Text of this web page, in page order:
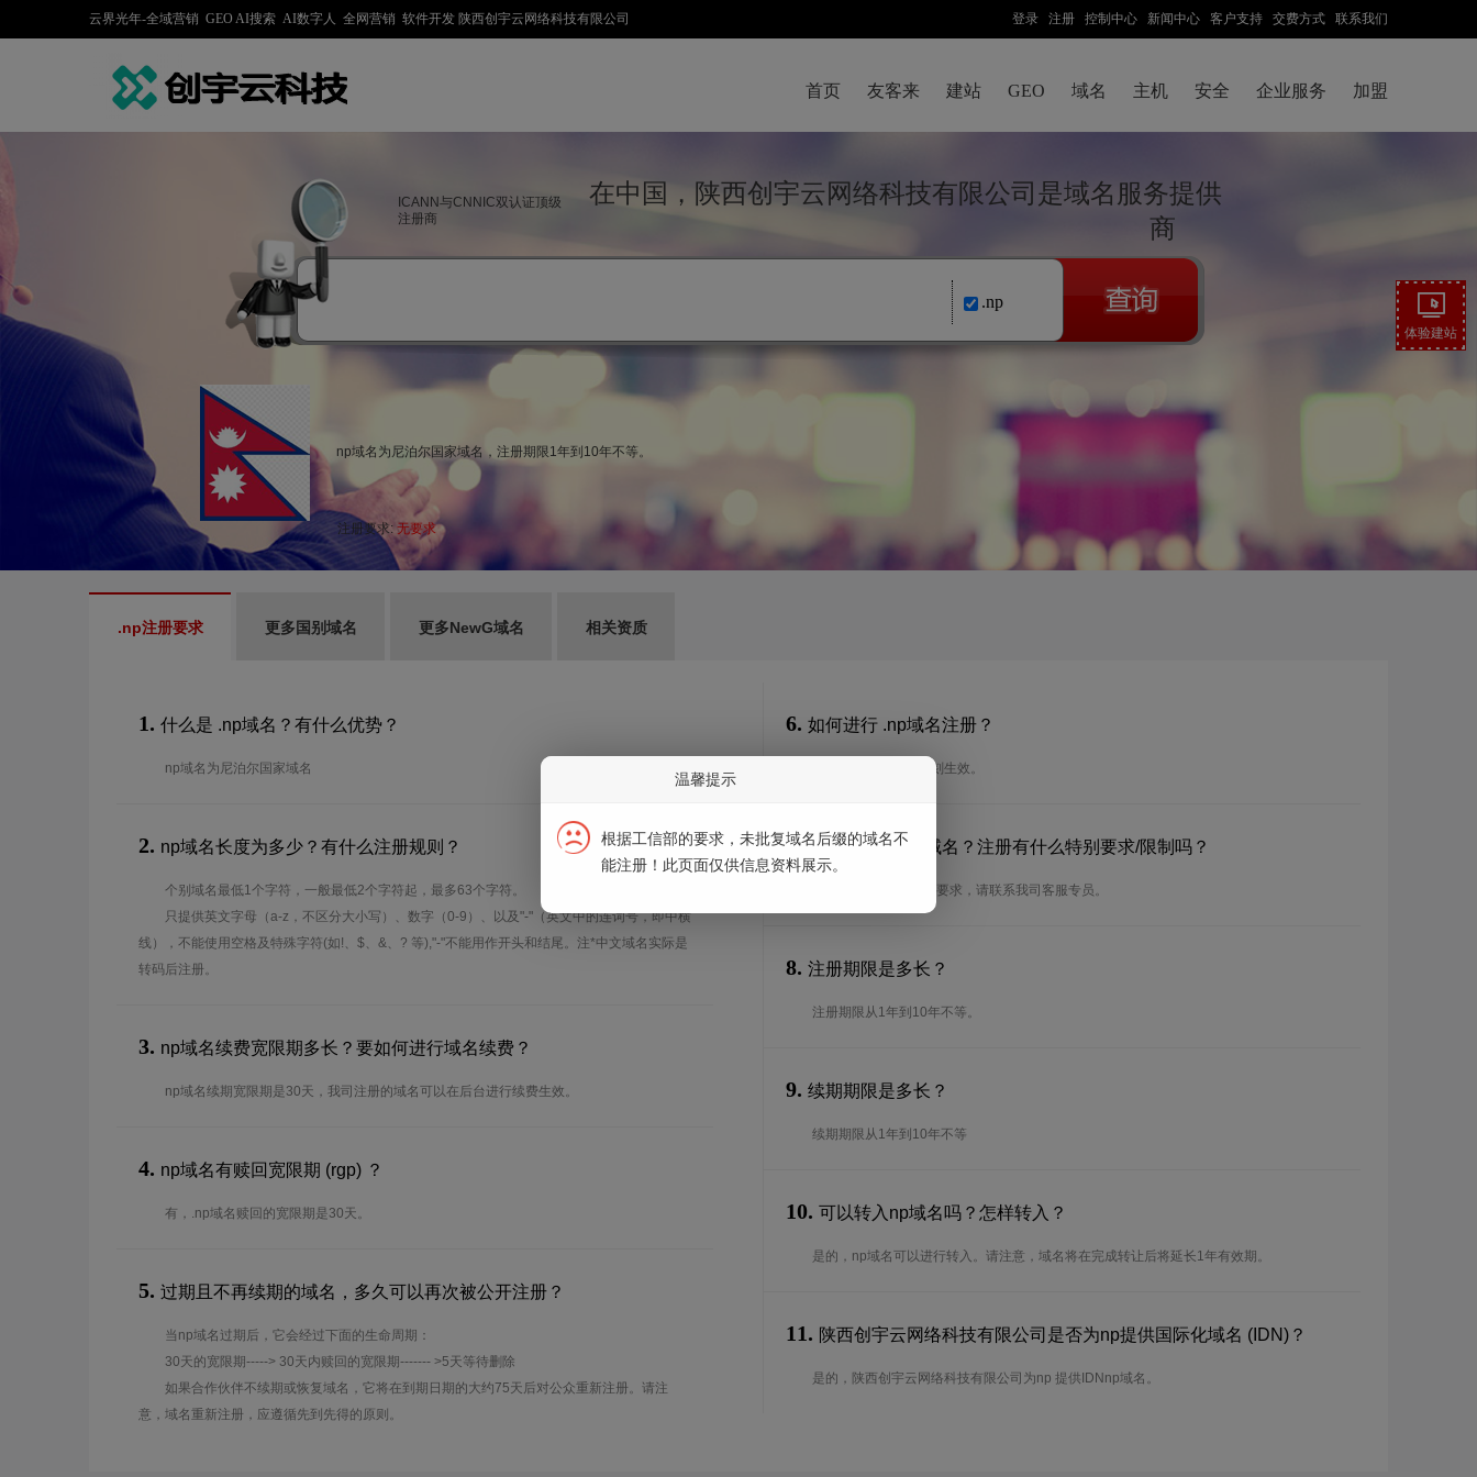
云界光年-全域营销 GEO AI搜索 AI数字人 全网营销 软件开发 陕西创宇云网络科技有限公司 登录 注册 控制中心 新闻中心 客户支持 交费方式 联系我们
首页 友客来 建站 GEO 域名 主机 安全 企业服务 加盟
ICANN与CNNIC双认证顶级
注册商
在中国，陕西创宇云网络科技有限公司是域名服务提供
商
.np
np域名为尼泊尔国家域名，注册期限1年到10年不等。
注册要求:无要求
.np注册要求 更多国别域名 更多NewG域名 相关资质
1. 什么是 .np域名？有什么优势？
np域名为尼泊尔国家域名
2. np域名长度为多少？有什么注册规则？
个别域名最低1个字符，一般最低2个字符起，最多63个字符。
只提供英文字母（a-z，不区分大小写）、数字（0-9）、以及"-"（英文中的连词号，即中横
线），不能使用空格及特殊字符(如!、$、&、? 等),"-"不能用作开头和结尾。注*中文域名实际是
转码后注册。
3. np域名续费宽限期多长？要如何进行域名续费？
np域名续期宽限期是30天，我司注册的域名可以在后台进行续费生效。
4. np域名有赎回宽限期 (rgp) ？
有，.np域名赎回的宽限期是30天。
5. 过期且不再续期的域名，多久可以再次被公开注册？
当np域名过期后，它会经过下面的生命周期：
30天的宽限期-----> 30天内赎回的宽限期------- >5天等待删除
如果合作伙伴不续期或恢复域名，它将在到期日期的大约75天后对公众重新注册。请注
意，域名重新注册，应遵循先到先得的原则。
6. 如何进行 .np域名注册？
通过我司注册可以即刻生效。
7. 谁可以注册 .np域名？注册有什么特别要求/限制吗？
想了解.np域名的注册要求，请联系我司客服专员。
8. 注册期限是多长？
注册期限从1年到10年不等。
9. 续期期限是多长？
续期期限从1年到10年不等
10. 可以转入np域名吗？怎样转入？
是的，np域名可以进行转入。请注意，域名将在完成转让后将延长1年有效期。
11. 陕西创宇云网络科技有限公司是否为np提供国际化域名 (IDN)？
是的，陕西创宇云网络科技有限公司为np 提供IDNnp域名。
体验建站
温馨提示
根据工信部的要求，未批复域名后缀的域名不
能注册！此页面仅供信息资料展示。